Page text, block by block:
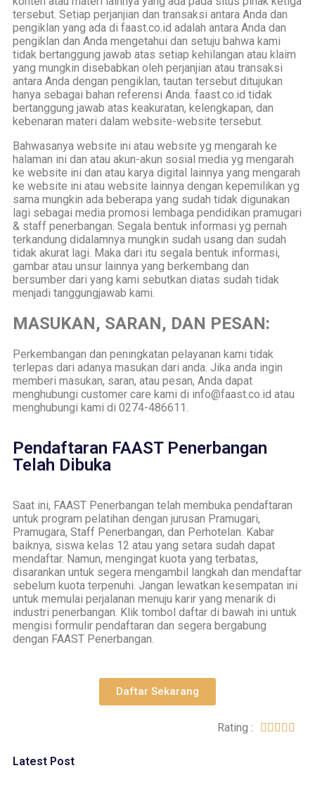
tersebut. Setiap perjanjian dan transaksi antara Anda dan
pengiklan yang ada di faast.co.id adalah antara Anda dan
pengiklan dan Anda mengetahui dan setuju bahwa kami
tidak bertanggung jawab atas setiap kehilangan atau klaim
yang mungkin disebabkan oleh perjanjian atau transaksi
antara Anda dengan pengiklan, tautan tersebut ditujukan
hanya sebagai bahan referensi Anda. faast.co.id tidak
bertanggung jawab atas keakuratan, kelengkapan, dan
kebenaran materi dalam website-website tersebut.
Bahwasanya website ini atau website yg mengarah ke
halaman ini dan atau akun-akun sosial media yg mengarah
ke website ini dan atau karya digital lainnya yang mengarah
ke website ini atau website lainnya dengan kepemilikan yg
sama mungkin ada beberapa yang sudah tidak digunakan
lagi sebagai media promosi lembaga pendidikan pramugari
& staff penerbangan. Segala bentuk informasi yg pernah
terkandung didalamnya mungkin sudah usang dan sudah
tidak akurat lagi. Maka dari itu segala bentuk informasi,
gambar atau unsur lainnya yang berkembang dan
bersumber dari yang kami sebutkan diatas sudah tidak
menjadi tanggungjawab kami.
MASUKAN, SARAN, DAN PESAN:
Perkembangan dan peningkatan pelayanan kami tidak
terlepas dari adanya masukan dari anda. Jika anda ingin
memberi masukan, saran, atau pesan, Anda dapat
menghubungi customer care kami di info@faast.co.id atau
menghubungi kami di 0274-486611.
Pendaftaran FAAST Penerbangan
Telah Dibuka
Saat ini, FAAST Penerbangan telah membuka pendaftaran
untuk program pelatihan dengan jurusan Pramugari,
Pramugara, Staff Penerbangan, dan Perhotelan. Kabar
baiknya, siswa kelas 12 atau yang setara sudah dapat
mendaftar. Namun, mengingat kuota yang terbatas,
disarankan untuk segera mengambil langkah dan mendaftar
sebelum kuota terpenuhi. Jangan lewatkan kesempatan ini
untuk memulai perjalanan menuju karir yang menarik di
industri penerbangan. Klik tombol daftar di bawah ini untuk
mengisi formulir pendaftaran dan segera bergabung
dengan FAAST Penerbangan.
Daftar Sekarang
Rating :     
Latest Post